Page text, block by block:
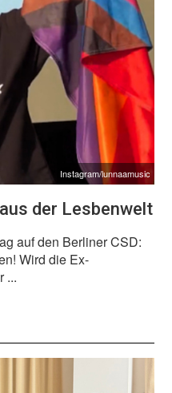
Instagram/lunnaamusic
der Lesbenwelt
auf den Berliner CSD:
Wird die Ex-
...